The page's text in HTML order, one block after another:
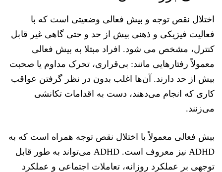
اختلال نقص توجه و بیش فعالی وضعیتی است که با
فعالیت فیزیکی و ذهنی بیش از حد و حتی گاهی غیر قابل
کنترل، مشخص می شود. افراد مبتلا به بیش فعالی
معمولاً رفتارهایی مانند: بی‌قراری، تحرک مداوم یا صحبت
بیش از حد دارند. آن‌ها اغلب بدون در نظر گرفتن عواقب
کاری که انجام می‌دهند، دست به اقدامات تکانشی
می‌زنند.
بیش فعالی معمولاً با اختلال نقص توجه همراه است که به
ADHD نیز معروف است. ADHD می‌تواند به طور قابل
توجهی بر عملکرد روزانه، تعاملات اجتماعی و عملکرد